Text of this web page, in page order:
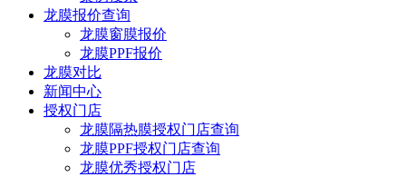
龙膜报价查询
龙膜窗膜报价
龙膜PPF报价
龙膜对比
新闻中心
授权门店
龙膜隔热膜授权门店查询
龙膜PPF授权门店查询
龙膜优秀授权门店